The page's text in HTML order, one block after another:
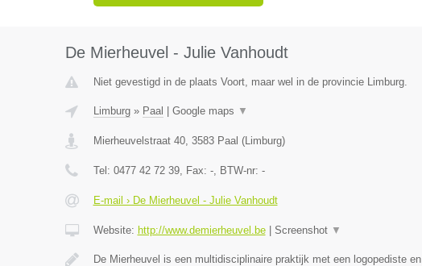
De Mierheuvel - Julie Vanhoudt
Niet gevestigd in de plaats Voort, maar wel in de provincie Limburg.
Limburg» Paal Google maps ▼
Mierheuvelstraat 40, 3583 Paal (Limburg)
Tel: 0477 42 72 39, Fax: -, BTW-nr: -
E-mail › De Mierheuvel - Julie Vanhoudt
Website: http://www.demierheuvel.be| Screenshot ▼
De Mierheuvel is een multidisciplinaire praktijk met een logopediste en